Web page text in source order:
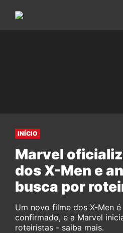
INÍCIO
Marvel
dos X-Men e
busca por
Um novo filme dos X-Men
confirmado, e a Marvel
roteiristas - saiba mais.